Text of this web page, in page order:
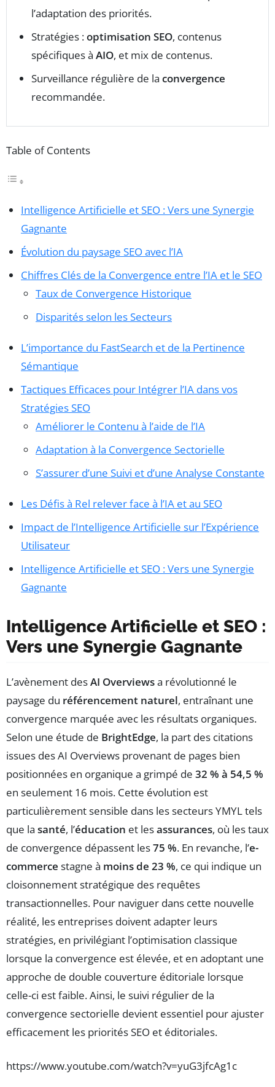
l’adaptation des priorités.
Stratégies :optimisation SEO, contenus
spécifiques à AIO, et mix de contenus.
Surveillance régulière de la convergence
recommandée.
Table of Contents
Intelligence Artificielle et SEO : Vers une Synergie
Gagnante
Évolution du paysage SEO avec l’IA
Chiffres Clés de la Convergence entre l’IA et le SEO
Taux de Convergence Historique
Disparités selon les Secteurs
L’importance du FastSearch et de la Pertinence
Sémantique
Tactiques Efficaces pour Intégrer l’IA dans vos
Stratégies SEO
Améliorer le Contenu à l’aide de l’IA
Adaptation à la Convergence Sectorielle
S’assurer d’une Suivi et d’une Analyse Constante
Les Défis à Rel relever face à l’IA et au SEO
Impact de l’Intelligence Artificielle sur l’Expérience
Utilisateur
Intelligence Artificielle et SEO : Vers une Synergie
Gagnante
Intelligence Artificielle et SEO :
Vers une Synergie Gagnante
L’avènement desAI Overviewsa révolutionné le
paysage du référencement naturel, entraînant une
convergence marquée avec les résultats organiques.
Selon une étude de BrightEdge, la part des citations
issues des AI Overviews provenant de pages bien
positionnées en organique a grimpé de 32 % à 54,5 %
en seulement 16 mois. Cette évolution est
particulièrement sensible dans les secteurs YMYL tels
que la santé, l’éducation et lesassurances, où les taux
de convergence dépassent les75 %. En revanche, l’e-
commerce stagne à moins de 23 %, ce qui indique un
cloisonnement stratégique des requêtes
transactionnelles. Pour naviguer dans cette nouvelle
réalité, les entreprises doivent adapter leurs
stratégies, en privilégiant l’optimisation classique
lorsque la convergence est élevée, et en adoptant une
approche de double couverture éditoriale lorsque
celle-ci est faible. Ainsi, le suivi régulier de la
convergence sectorielle devient essentiel pour ajuster
efficacement les priorités SEO et éditoriales.
https://www.youtube.com/watch?v=yuG3jfcAg1c